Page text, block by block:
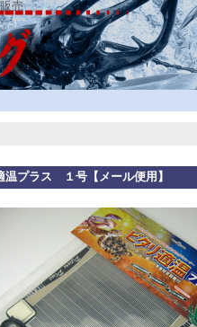
売
温プラス １号【メール便用】